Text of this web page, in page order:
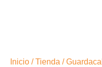
Inicio /Tienda /